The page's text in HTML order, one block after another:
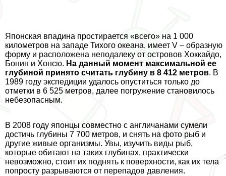
Японская впадина простирается «всего» на 1 000
километров на западе Тихого океана, имеет V – образную
форму и расположена неподалеку от островов Хоккайдо,
Бонин и Хонсю. На данный момент максимальной ее
глубиной принято считать глубину в 8 412 метров. В
1989 году экспедиции удалось опуститься только до
отметки в 6 525 метров, далее погружение становилось
небезопасным.
В 2008 году японцы совместно с англичанами сумели
достичь глубины 7 700 метров, и снять на фото рыб и
другие живые организмы. Увы, изучить виды рыб,
которые обитают на таких глубинах, пpaктически
невозможно, стоит их поднять к поверхности, как их тела
попросту разрываются от перепадов давления.